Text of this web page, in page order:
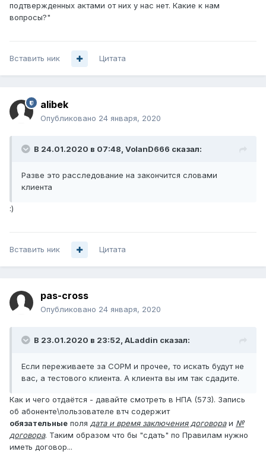
подтвержденных актами от них у нас нет. Какие к нам
вопросы?"
Вставить ник Цитата
alibek
Опубликовано 24 января, 2020
В 24.01.2020 в 07:48, VolanD666 сказал:
Разве это расследование на закончится словами
клиента
:)
Вставить ник Цитата
pas-cross
Опубликовано 24 января, 2020
В 23.01.2020 в 23:52, ALaddin сказал:
Если переживаете за СОРМ и прочее, то искать будут не
вас, а тестового клиента. А клиента вы им так сдадите.
Как и чего отдаётся - давайте смотреть в НПА (573). Запись
об абоненте\пользователе втч содержит
обязательные поля дата и время заключения договораи №
договора. Таким образом что бы "сдать" по Правилам нужно
иметь договор...